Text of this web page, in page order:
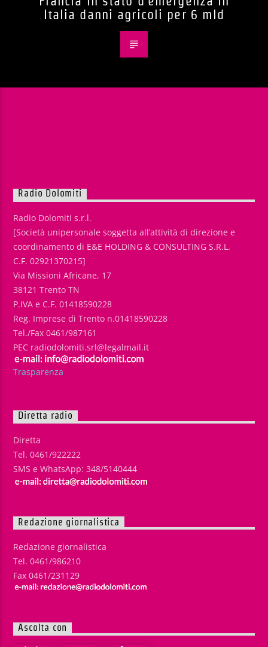
Italia danni agricoli per 6 mld
Radio Dolomiti
Radio Dolomiti s.r.l.
[Società unipersonale soggetta all’attività di direzione e
coordinamento di E&E HOLDING & CONSULTING S.R.L.
C.F. 02921370215]
Via Missioni Africane, 17
38121 Trento TN
P.IVA e C.F. 01418590228
Reg. Imprese di Trento n.01418590228
Tel./Fax 0461/987161
PEC radiodolomiti.srl@legalmail.it
Trasparenza
Diretta radio
Diretta
Tel. 0461/922222
SMS e WhatsApp: 348/5140444
Redazione giornalistica
Redazione giornalistica
Tel. 0461/986210
Fax 0461/231129
Ascolta con